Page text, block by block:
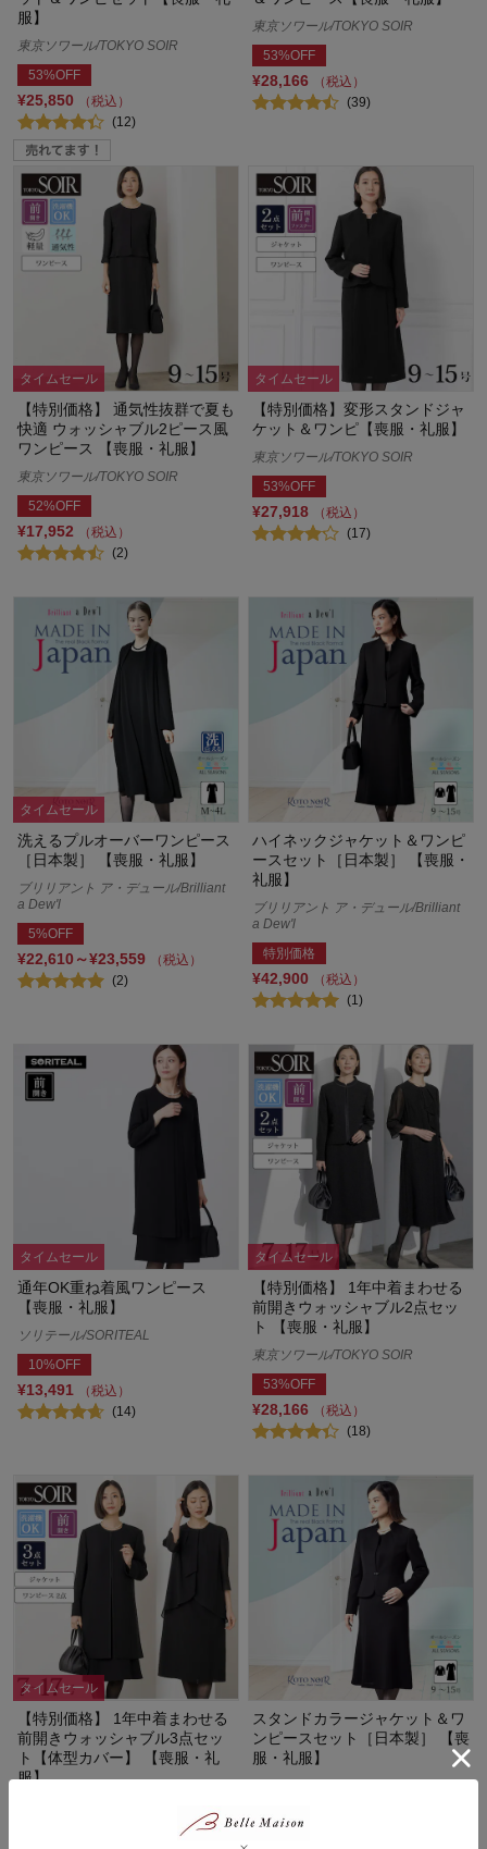
服】
東京ソワール/TOKYO SOIR
53%OFF
¥25,850
（税込）
(12)
東京ソワール/TOKYO SOIR
53%OFF
¥28,166
（税込）
(39)
タイムセール
【特別価格】 通気性抜群で夏も
快適 ウォッシャブル2ピース風
ワンピース 【喪服・礼服】
東京ソワール/TOKYO SOIR
52%OFF
¥17,952
（税込）
(2)
タイムセール
【特別価格】変形スタンドジャ
ケット＆ワンピ【喪服・礼服】
東京ソワール/TOKYO SOIR
53%OFF
¥27,918
（税込）
(17)
タイムセール
洗えるプルオーバーワンピース
［日本製］ 【喪服・礼服】
ブリリアント ア・デュール/Brilliant
a Dew'l
5%OFF
¥22,610～¥23,559
（税込）
(2)
ハイネックジャケット＆ワンピ
ースセット［日本製］ 【喪服・
礼服】
ブリリアント ア・デュール/Brilliant
a Dew'l
特別価格
¥42,900
（税込）
(1)
タイムセール
通年OK重ね着風ワンピース
【喪服・礼服】
ソリテール/SORITEAL
10%OFF
¥13,491
（税込）
(14)
タイムセール
【特別価格】 1年中着まわせる
前開きウォッシャブル2点セッ
ト 【喪服・礼服】
東京ソワール/TOKYO SOIR
53%OFF
¥28,166
（税込）
(18)
タイムセール
【特別価格】 1年中着まわせる
前開きウォッシャブル3点セッ
ト【体型カバー】 【喪服・礼
服】
スタンドカラージャケット＆ワ
ンピースセット［日本製］ 【喪
服・礼服】
特別価格